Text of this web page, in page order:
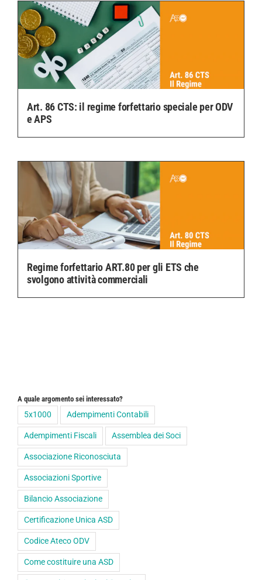
Art. 86 CTS: il regime forfettario speciale per ODV
e APS
Regime forfettario ART.80 per gli ETS che
svolgono attività commerciali
A quale argomento sei interessato?
5x1000 Adempimenti Contabili
Adempimenti Fiscali Assemblea dei Soci
Associazione Riconosciuta
Associazioni Sportive
Bilancio Associazione
Certificazione Unica ASD
Codice Ateco ODV
Come costituire una ASD